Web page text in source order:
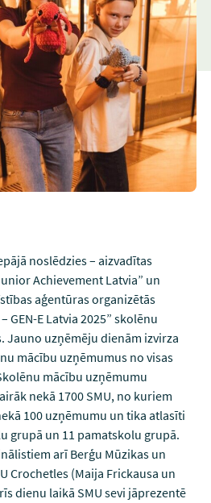
noslēdzies – aizvadītas
Achievement Latvia” un
aģentūras organizētās
GEN-E Latvia 2025” skolēnu
Jauno uzņēmēju dienām izvirza
mācību uzņēmumus no visas
mācību uzņēmumu
nekā 1700 SMU, no kuriem
100 uzņēmumu un tika atlasīti
grupā un 11 pamatskolu grupā.
arī Berģu Mūzikas un
Crochetles (Maija Frickausa un
dienu laikā SMU sevi jāprezentē